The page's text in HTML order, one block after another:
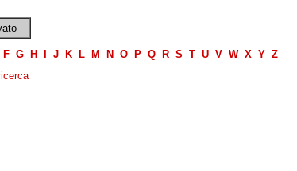
F G H J K L M N O P Q R S T U V W X Y Z